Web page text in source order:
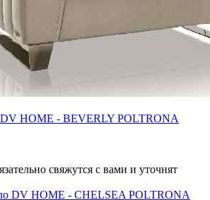
DV HOME - BEVERLY POLTRONA
свяжутся с вами и уточнят